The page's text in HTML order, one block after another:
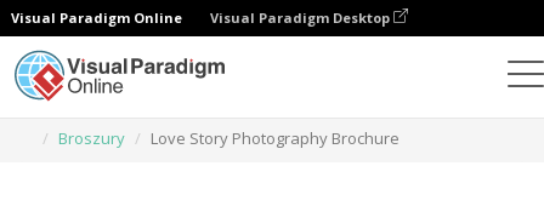
Visual Paradigm Online Visual Paradigm Desktop
Broszury
Love Story Photography Brochure